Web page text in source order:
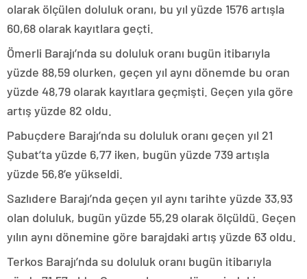
olarak ölçülen doluluk oranı, bu yıl yüzde 1576 artışla
60,68 olarak kayıtlara geçti.
Ömerli Barajı’nda su doluluk oranı bugün itibarıyla
yüzde 88,59 olurken, geçen yıl aynı dönemde bu oran
yüzde 48,79 olarak kayıtlara geçmişti. Geçen yıla göre
artış yüzde 82 oldu.
Pabuçdere Barajı’nda su doluluk oranı geçen yıl 21
Şubat’ta yüzde 6,77 iken, bugün yüzde 739 artışla
yüzde 56,8’e yükseldi.
Sazlıdere Barajı’nda geçen yıl aynı tarihte yüzde 33,93
olan doluluk, bugün yüzde 55,29 olarak ölçüldü. Geçen
yılın aynı dönemine göre barajdaki artış yüzde 63 oldu.
Terkos Barajı’nda su doluluk oranı bugün itibarıyla